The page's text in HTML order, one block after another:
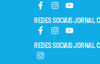
REDES SOCIAIS JORNAL
REDES SOCIAIS JORNAL